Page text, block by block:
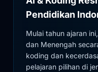
Pendidikan
Mulai tahun ajaran
dan Menengah
koding dan
pelajaran pilihan di